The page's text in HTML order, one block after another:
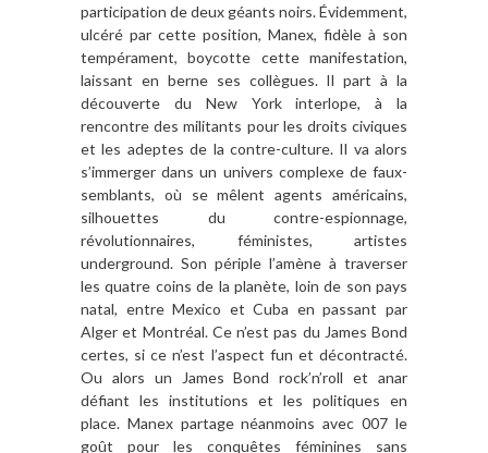
participation de deux géants noirs. Évidemment,
ulcéré par cette position, Manex, fidèle à son
tempérament, boycotte cette manifestation,
laissant en berne ses collègues. Il part à la
découverte du New York interlope, à la
rencontre des militants pour les droits civiques
et les adeptes de la contre-culture. Il va alors
s’immerger dans un univers complexe de faux-
semblants, où se mêlent agents américains,
silhouettes du contre-espionnage,
révolutionnaires, féministes, artistes
underground. Son périple l’amène à traverser
les quatre coins de la planète, loin de son pays
natal, entre Mexico et Cuba en passant par
Alger et Montréal. Ce n’est pas du James Bond
certes, si ce n’est l’aspect fun et décontracté.
Ou alors un James Bond rock’n’roll et anar
défiant les institutions et les politiques en
place. Manex partage néanmoins avec 007 le
goût pour les conquêtes féminines sans